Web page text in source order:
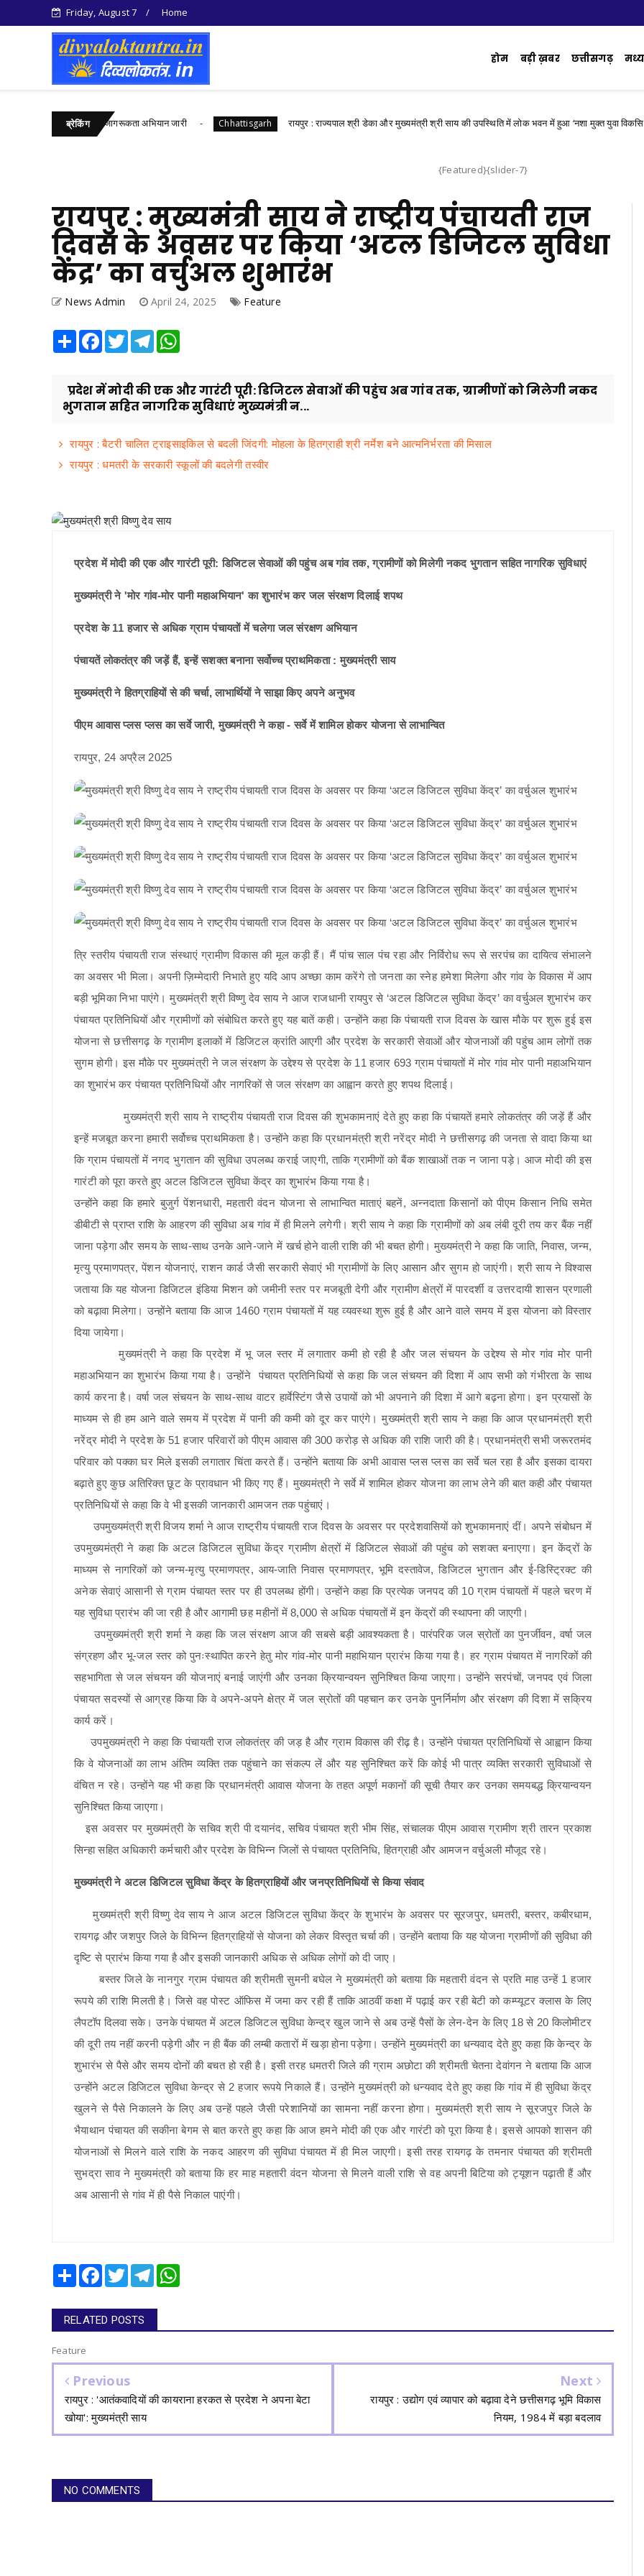
Friday, August 7 Home
होम बड़ी ख़बर छत्तीसगढ़ मध्य
ब्रेकिंग
और स्वास्थ्य जागरूकता अभियान जारी Chhattisgarh रायपुर : राज्यपाल श्री डेका और मुख्यमंत्री श्री साय की उपस्थिति में लोक भवन में हुआ ‘नशा मुक्त युवा विकसित भारत संकल्प
{Featured}{slider-7}
रायपुर : मुख्यमंत्री साय ने राष्ट्रीय पंचायती राज
दिवस के अवसर पर किया ‘अटल डिजिटल सुविधा
केंद्र’ का वर्चुअल शुभारंभ
News Admin April 24, 2025 Feature
Share Facebook
TwitterTelegram
प्रदेश में मोदी की एक और गारंटी पूरी: डिजिटल सेवाओं की पहुंच अब गांव तक, ग्रामीणों को मिलेगी नकद
भुगतान सहित नागरिक सुविधाएं मुख्यमंत्री न...
रायपुर : बैटरी चालित ट्राइसाइकिल से बदली जिंदगी: मोहला के हितग्राही श्री नर्मेश बने आत्मनिर्भरता की मिसाल
रायपुर : धमतरी के सरकारी स्कूलों की बदलेगी तस्वीर
प्रदेश में मोदी की एक और गारंटी पूरी: डिजिटल सेवाओं की पहुंच अब गांव तक, ग्रामीणों को मिलेगी नकद भुगतान सहित नागरिक सुविधाएं
मुख्यमंत्री ने 'मोर गांव-मोर पानी महाअभियान' का शुभारंभ कर जल संरक्षण दिलाई शपथ
प्रदेश के 11 हजार से अधिक ग्राम पंचायतों में चलेगा जल संरक्षण अभियान
पंचायतें लोकतंत्र की जड़ें हैं, इन्हें सशक्त बनाना सर्वोच्च प्राथमिकता : मुख्यमंत्री साय
मुख्यमंत्री ने हितग्राहियों से की चर्चा, लाभार्थियों ने साझा किए अपने अनुभव
पीएम आवास प्लस प्लस का सर्वे जारी, मुख्यमंत्री ने कहा - सर्वे में शामिल होकर योजना से लाभान्वित
रायपुर, 24 अप्रैल 2025
त्रि स्तरीय पंचायती राज संस्थाएं ग्रामीण विकास की मूल कड़ी हैं। मैं पांच साल पंच रहा और निर्विरोध रूप से सरपंच का दायित्व संभालने
का अवसर भी मिला। अपनी ज़िम्मेदारी निभाते हुए यदि आप अच्छा काम करेंगे तो जनता का स्नेह हमेशा मिलेगा और गांव के विकास में आप
बड़ी भूमिका निभा पाएंगे। मुख्यमंत्री श्री विष्णु देव साय ने आज राजधानी रायपुर से ‘अटल डिजिटल सुविधा केंद्र’ का वर्चुअल शुभारंभ कर
पंचायत प्रतिनिधियों और ग्रामीणों को संबोधित करते हुए यह बातें कही। उन्होंने कहा कि पंचायती राज दिवस के खास मौके पर शुरू हुई इस
योजना से छत्तीसगढ़ के ग्रामीण इलाकों में डिजिटल क्रांति आएगी और प्रदेश के सरकारी सेवाओं और योजनाओं की पहुंच आम लोगों तक
सुगम होगी। इस मौके पर मुख्यमंत्री ने जल संरक्षण के उद्देश्य से प्रदेश के 11 हजार 693 ग्राम पंचायतों में मोर गांव मोर पानी महाअभियान
का शुभारंभ कर पंचायत प्रतिनिधियों और नागरिकों से जल संरक्षण का आह्वान करते हुए शपथ दिलाई।
मुख्यमंत्री श्री साय ने राष्ट्रीय पंचायती राज दिवस की शुभकामनाएं देते हुए कहा कि पंचायतें हमारे लोकतंत्र की जड़ें हैं और
इन्हें मजबूत करना हमारी सर्वोच्च प्राथमिकता है। उन्होंने कहा कि प्रधानमंत्री श्री नरेंद्र मोदी ने छत्तीसगढ़ की जनता से वादा किया था
कि ग्राम पंचायतों में नगद भुगतान की सुविधा उपलब्ध कराई जाएगी, ताकि ग्रामीणों को बैंक शाखाओं तक न जाना पड़े। आज मोदी की इस
गारंटी को पूरा करते हुए अटल डिजिटल सुविधा केंद्र का शुभारंभ किया गया है।
उन्होंने कहा कि हमारे बुजुर्ग पेंशनधारी, महतारी वंदन योजना से लाभान्वित माताएं बहनें, अन्नदाता किसानों को पीएम किसान निधि समेत
डीबीटी से प्राप्त राशि के आहरण की सुविधा अब गांव में ही मिलने लगेगी। श्री साय ने कहा कि ग्रामीणों को अब लंबी दूरी तय कर बैंक नहीं
जाना पड़ेगा और समय के साथ-साथ उनके आने-जाने में खर्च होने वाली राशि की भी बचत होगी। मुख्यमंत्री ने कहा कि जाति, निवास, जन्म,
मृत्यु प्रमाणपत्र, पेंशन योजनाएं, राशन कार्ड जैसी सरकारी सेवाएं भी ग्रामीणों के लिए आसान और सुगम हो जाएंगी। श्री साय ने विश्वास
जताया कि यह योजना डिजिटल इंडिया मिशन को जमीनी स्तर पर मजबूती देगी और ग्रामीण क्षेत्रों में पारदर्शी व उत्तरदायी शासन प्रणाली
को बढ़ावा मिलेगा। उन्होंने बताया कि आज 1460 ग्राम पंचायतों में यह व्यवस्था शुरू हुई है और आने वाले समय में इस योजना को विस्तार
दिया जायेगा।
मुख्यमंत्री ने कहा कि प्रदेश में भू जल स्तर में लगातार कमी हो रही है और जल संचयन के उद्देश्य से मोर गांव मोर पानी
महाअभियान का शुभारंभ किया गया है। उन्होंने पंचायत प्रतिनिधियों से कहा कि जल संचयन की दिशा में आप सभी को गंभीरता के साथ
कार्य करना है। वर्षा जल संचयन के साथ-साथ वाटर हार्वेस्टिंग जैसे उपायों को भी अपनाने की दिशा में आगे बढ़ना होगा। इन प्रयासों के
माध्यम से ही हम आने वाले समय में प्रदेश में पानी की कमी को दूर कर पाएंगे। मुख्यमंत्री श्री साय ने कहा कि आज प्रधानमंत्री श्री
नरेंद्र मोदी ने प्रदेश के 51 हजार परिवारों को पीएम आवास की 300 करोड़ से अधिक की राशि जारी की है। प्रधानमंत्री सभी जरूरतमंद
परिवार को पक्का घर मिले इसकी लगातार चिंता करते हैं। उन्होंने बताया कि अभी आवास प्लस प्लस का सर्वे चल रहा है और इसका दायरा
बढ़ाते हुए कुछ अतिरिक्त छूट के प्रावधान भी किए गए हैं। मुख्यमंत्री ने सर्वे में शामिल होकर योजना का लाभ लेने की बात कही और पंचायत
प्रतिनिधियों से कहा कि वे भी इसकी जानकारी आमजन तक पहुंचाएं।
उपमुख्यमंत्री श्री विजय शर्मा ने आज राष्ट्रीय पंचायती राज दिवस के अवसर पर प्रदेशवासियों को शुभकामनाएं दीं। अपने संबोधन में
उपमुख्यमंत्री ने कहा कि अटल डिजिटल सुविधा केंद्र ग्रामीण क्षेत्रों में डिजिटल सेवाओं की पहुंच को सशक्त बनाएगा। इन केंद्रों के
माध्यम से नागरिकों को जन्म-मृत्यु प्रमाणपत्र, आय-जाति निवास प्रमाणपत्र, भूमि दस्तावेज, डिजिटल भुगतान और ई-डिस्ट्रिक्ट की
अनेक सेवाएं आसानी से ग्राम पंचायत स्तर पर ही उपलब्ध होंगी। उन्होंने कहा कि प्रत्येक जनपद की 10 ग्राम पंचायतों में पहले चरण में
यह सुविधा प्रारंभ की जा रही है और आगामी छह महीनों में 8,000 से अधिक पंचायतों में इन केंद्रों की स्थापना की जाएगी।
उपमुख्यमंत्री श्री शर्मा ने कहा कि जल संरक्षण आज की सबसे बड़ी आवश्यकता है। पारंपरिक जल स्रोतों का पुनर्जीवन, वर्षा जल
संग्रहण और भू-जल स्तर को पुनःस्थापित करने हेतु मोर गांव-मोर पानी महाभियान प्रारंभ किया गया है। हर ग्राम पंचायत में नागरिकों की
सहभागिता से जल संचयन की योजनाएं बनाई जाएंगी और उनका क्रियान्वयन सुनिश्चित किया जाएगा। उन्होंने सरपंचों, जनपद एवं जिला
पंचायत सदस्यों से आग्रह किया कि वे अपने-अपने क्षेत्र में जल स्रोतों की पहचान कर उनके पुनर्निर्माण और संरक्षण की दिशा में सक्रिय
कार्य करें।
उपमुख्यमंत्री ने कहा कि पंचायती राज लोकतंत्र की जड़ है और ग्राम विकास की रीढ़ है। उन्होंने पंचायत प्रतिनिधियों से आह्वान किया
कि वे योजनाओं का लाभ अंतिम व्यक्ति तक पहुंचाने का संकल्प लें और यह सुनिश्चित करें कि कोई भी पात्र व्यक्ति सरकारी सुविधाओं से
वंचित न रहे। उन्होंने यह भी कहा कि प्रधानमंत्री आवास योजना के तहत अपूर्ण मकानों की सूची तैयार कर उनका समयबद्ध क्रियान्वयन
सुनिश्चित किया जाएगा।
इस अवसर पर मुख्यमंत्री के सचिव श्री पी दयानंद, सचिव पंचायत श्री भीम सिंह, संचालक पीएम आवास ग्रामीण श्री तारन प्रकाश
सिन्हा सहित अधिकारी कर्मचारी और प्रदेश के विभिन्न जिलों से पंचायत प्रतिनिधि, हितग्राही और आमजन वर्चुअली मौजूद रहे।
मुख्यमंत्री ने अटल डिजिटल सुविधा केंद्र के हितग्राहियों और जनप्रतिनिधियों से किया संवाद
मुख्यमंत्री श्री विष्णु देव साय ने आज अटल डिजिटल सुविधा केंद्र के शुभारंभ के अवसर पर सूरजपुर, धमतरी, बस्तर, कबीरधाम,
रायगढ़ और जशपुर जिले के विभिन्न हितग्राहियों से योजना को लेकर विस्तृत चर्चा की। उन्होंने बताया कि यह योजना ग्रामीणों की सुविधा की
दृष्टि से प्रारंभ किया गया है और इसकी जानकारी अधिक से अधिक लोगों को दी जाए।
बस्तर जिले के नानगुर ग्राम पंचायत की श्रीमती सुमनी बघेल ने मुख्यमंत्री को बताया कि महतारी वंदन से प्रति माह उन्हें 1 हजार
रूपये की राशि मिलती है। जिसे वह पोस्ट ऑफिस में जमा कर रही हैं ताकि आठवीं कक्षा में पढ़ाई कर रही बेटी को कम्प्यूटर क्लास के लिए
लैपटॉप दिलवा सके। उनके पंचायत में अटल डिजिटल सुविधा केन्द्र खुल जाने से अब उन्हें पैसों के लेन-देन के लिए 18 से 20 किलोमीटर
की दूरी तय नहीं करनी पड़ेगी और न ही बैंक की लम्बी कतारों में खड़ा होना पड़ेगा। उन्होंने मुख्यमंत्री का धन्यवाद देते हुए कहा कि केन्द्र के
शुभारंभ से पैसे और समय दोनों की बचत हो रही है। इसी तरह धमतरी जिले की ग्राम अछोटा की श्रीमती चेतना देवांगन ने बताया कि आज
उन्होंने अटल डिजिटल सुविधा केन्द्र से 2 हजार रूपये निकाले हैं। उन्होंने मुख्यमंत्री को धन्यवाद देते हुए कहा कि गांव में ही सुविधा केंद्र
खुलने से पैसे निकालने के लिए अब उन्हें पहले जैसी परेशानियों का सामना नहीं करना होगा। मुख्यमंत्री श्री साय ने सूरजपुर जिले के
भैयाथान पंचायत की सकीना बेगम से बात करते हुए कहा कि आज हमने मोदी की एक और गारंटी को पूरा किया है। इससे आपको शासन की
योजनाओं से मिलने वाले राशि के नकद आहरण की सुविधा पंचायत में ही मिल जाएगी। इसी तरह रायगढ़ के तमनार पंचायत की श्रीमती
सुभद्रा साव ने मुख्यमंत्री को बताया कि हर माह महतारी वंदन योजना से मिलने वाली राशि से वह अपनी बिटिया को ट्यूशन पढ़ाती हैं और
अब आसानी से गांव में ही पैसे निकाल पाएंगी।
Share Facebook
TwitterTelegram
RELATED POSTS
Feature
Previous
रायपुर : 'आतंकवादियों की कायराना हरकत से प्रदेश ने अपना बेटा
खोया': मुख्यमंत्री साय
Next
रायपुर : उद्योग एवं व्यापार को बढ़ावा देने छत्तीसगढ़ भूमि विकास
नियम, 1984 में बड़ा बदलाव
NO COMMENTS